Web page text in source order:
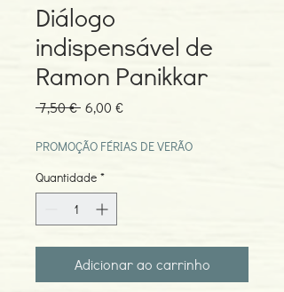
Diálogo
indispensável de
Ramon Panikkar
7,50 € Preço
6,00 €Preço
PROMOÇÃO FÉRIAS DE VERÃO
Quantidade *
Adicionar ao carrinho